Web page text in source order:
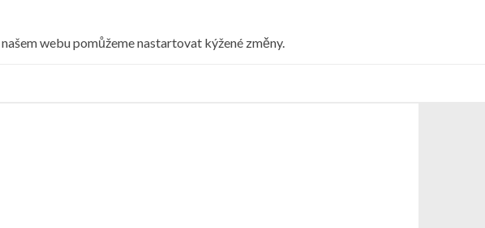
webu pomůžeme nastartovat kýžené změny.